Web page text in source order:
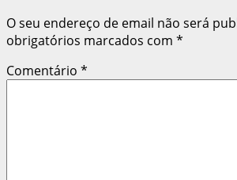
O seu endereço de email não será
obrigatórios marcados com *
Comentário *